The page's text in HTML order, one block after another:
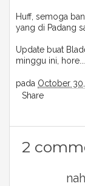
Huff, semoga
yang di Padang
Update buat
minggu ini, hore....
pada October
Share
2